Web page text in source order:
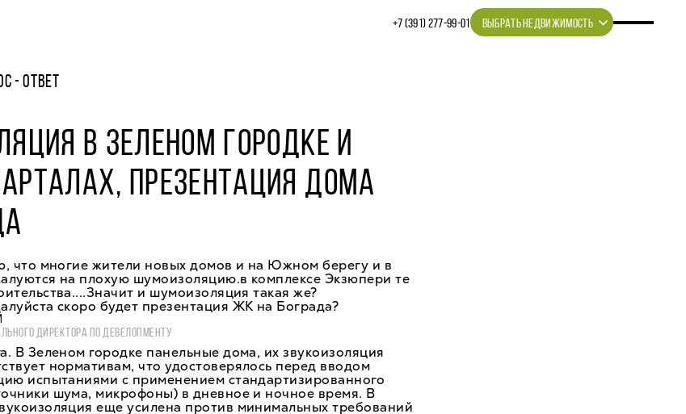
+7 (391) 277‒99‒01 ВЫБРАТЬ НЕДВИЖИМОСТЬ
- ОТВЕТ
В ЗЕЛЕНОМ ГОРОДКЕ И
ПРЕЗЕНТАЦИЯ ДОМА
что многие жители новых домов и на Южном берегу и в
на плохую шумоизоляцию.в комплексе Экзюпери те
и шумоизоляция такая же?
скоро будет презентация ЖК на Бограда?
ДИРЕКТОРА ПО ДЕВЕЛОПМЕНТУ
В Зеленом городке панельные дома, их звукоизоляция
нормативам, что удостоверялось перед вводом
испытаниями с применением стандартизированного
шума, микрофоны) в дневное и ночное время. В
еще усилена против минимальных требований